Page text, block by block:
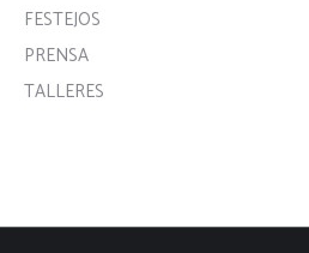
FESTEJOS
PRENSA
TALLERES